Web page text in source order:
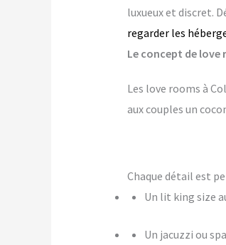
luxueux et discret.
regarder les
Le concept de
Les love rooms à
aux couples un
Chaque détail est
Un lit king size
Un jacuzzi ou